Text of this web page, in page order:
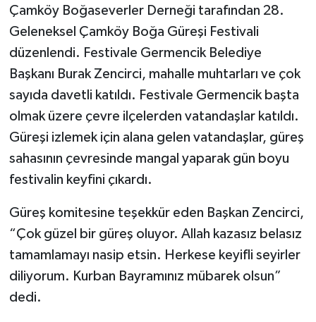
Çamköy Boğaseverler Derneği tarafından 28.
Geleneksel Çamköy Boğa Güreşi Festivali
düzenlendi. Festivale Germencik Belediye
Başkanı Burak Zencirci, mahalle muhtarları ve çok
sayıda davetli katıldı. Festivale Germencik başta
olmak üzere çevre ilçelerden vatandaşlar katıldı.
Güreşi izlemek için alana gelen vatandaşlar, güreş
sahasının çevresinde mangal yaparak gün boyu
festivalin keyfini çıkardı.
Güreş komitesine teşekkür eden Başkan Zencirci,
“Çok güzel bir güreş oluyor. Allah kazasız belasız
tamamlamayı nasip etsin. Herkese keyifli seyirler
diliyorum. Kurban Bayramınız mübarek olsun”
dedi.